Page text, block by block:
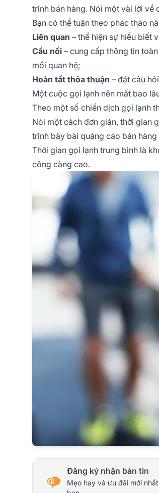
trình bán hàng. Nói một vài lời về
Bạn có thể tuân theo phác thảo
Liên quan – thể hiện sự hiểu biết
Cầu nối – cung cấp thông tin
mối quan hệ;
Hoàn tất thỏa thuận – đặt câu
Một cuộc gọi lạnh nên mất bao
Theo một số chiến dịch gọi lạnh
Nói một cách đơn giản, thời gian
trình bày bài quảng cáo bán
Thời gian gọi lạnh trung bình là
công càng cao.
Đăng ký nhận bản tin
Mẹo hay và ưu đãi mới